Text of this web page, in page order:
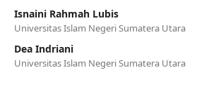
Isnaini Rahmah Lubis
Universitas Islam Negeri Sumatera Utara
Dea Indriani
Universitas Islam Negeri Sumatera Utara